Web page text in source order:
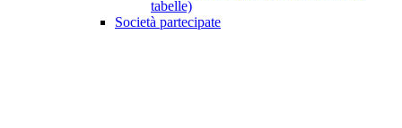
tabelle)
Società partecipate